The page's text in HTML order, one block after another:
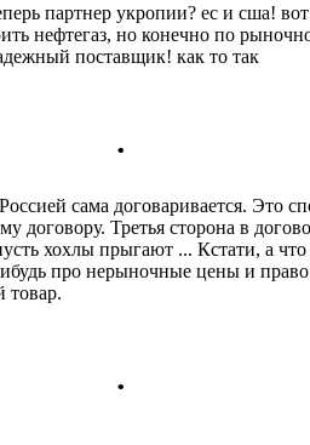
партнер укропии? ес и сша!
нефтегаз, но конечно по
поставщик! как то так
.
сама договаривается. Это
договору. Третья сторона в
хохлы прыгают ... Кстати, а
про нерыночные цены и
товар.
.